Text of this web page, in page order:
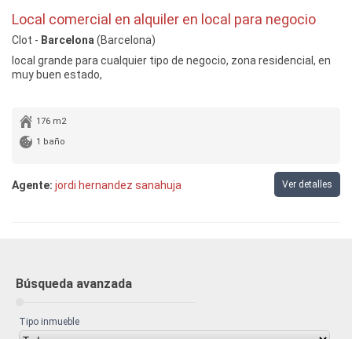
Local comercial en alquiler en local para negocio
Clot - Barcelona (Barcelona)
local grande para cualquier tipo de negocio, zona residencial, en
muy buen estado,
176 m2
1 baño
Agente: jordi hernandez sanahuja Ver detalles
Búsqueda avanzada
Tipo inmueble